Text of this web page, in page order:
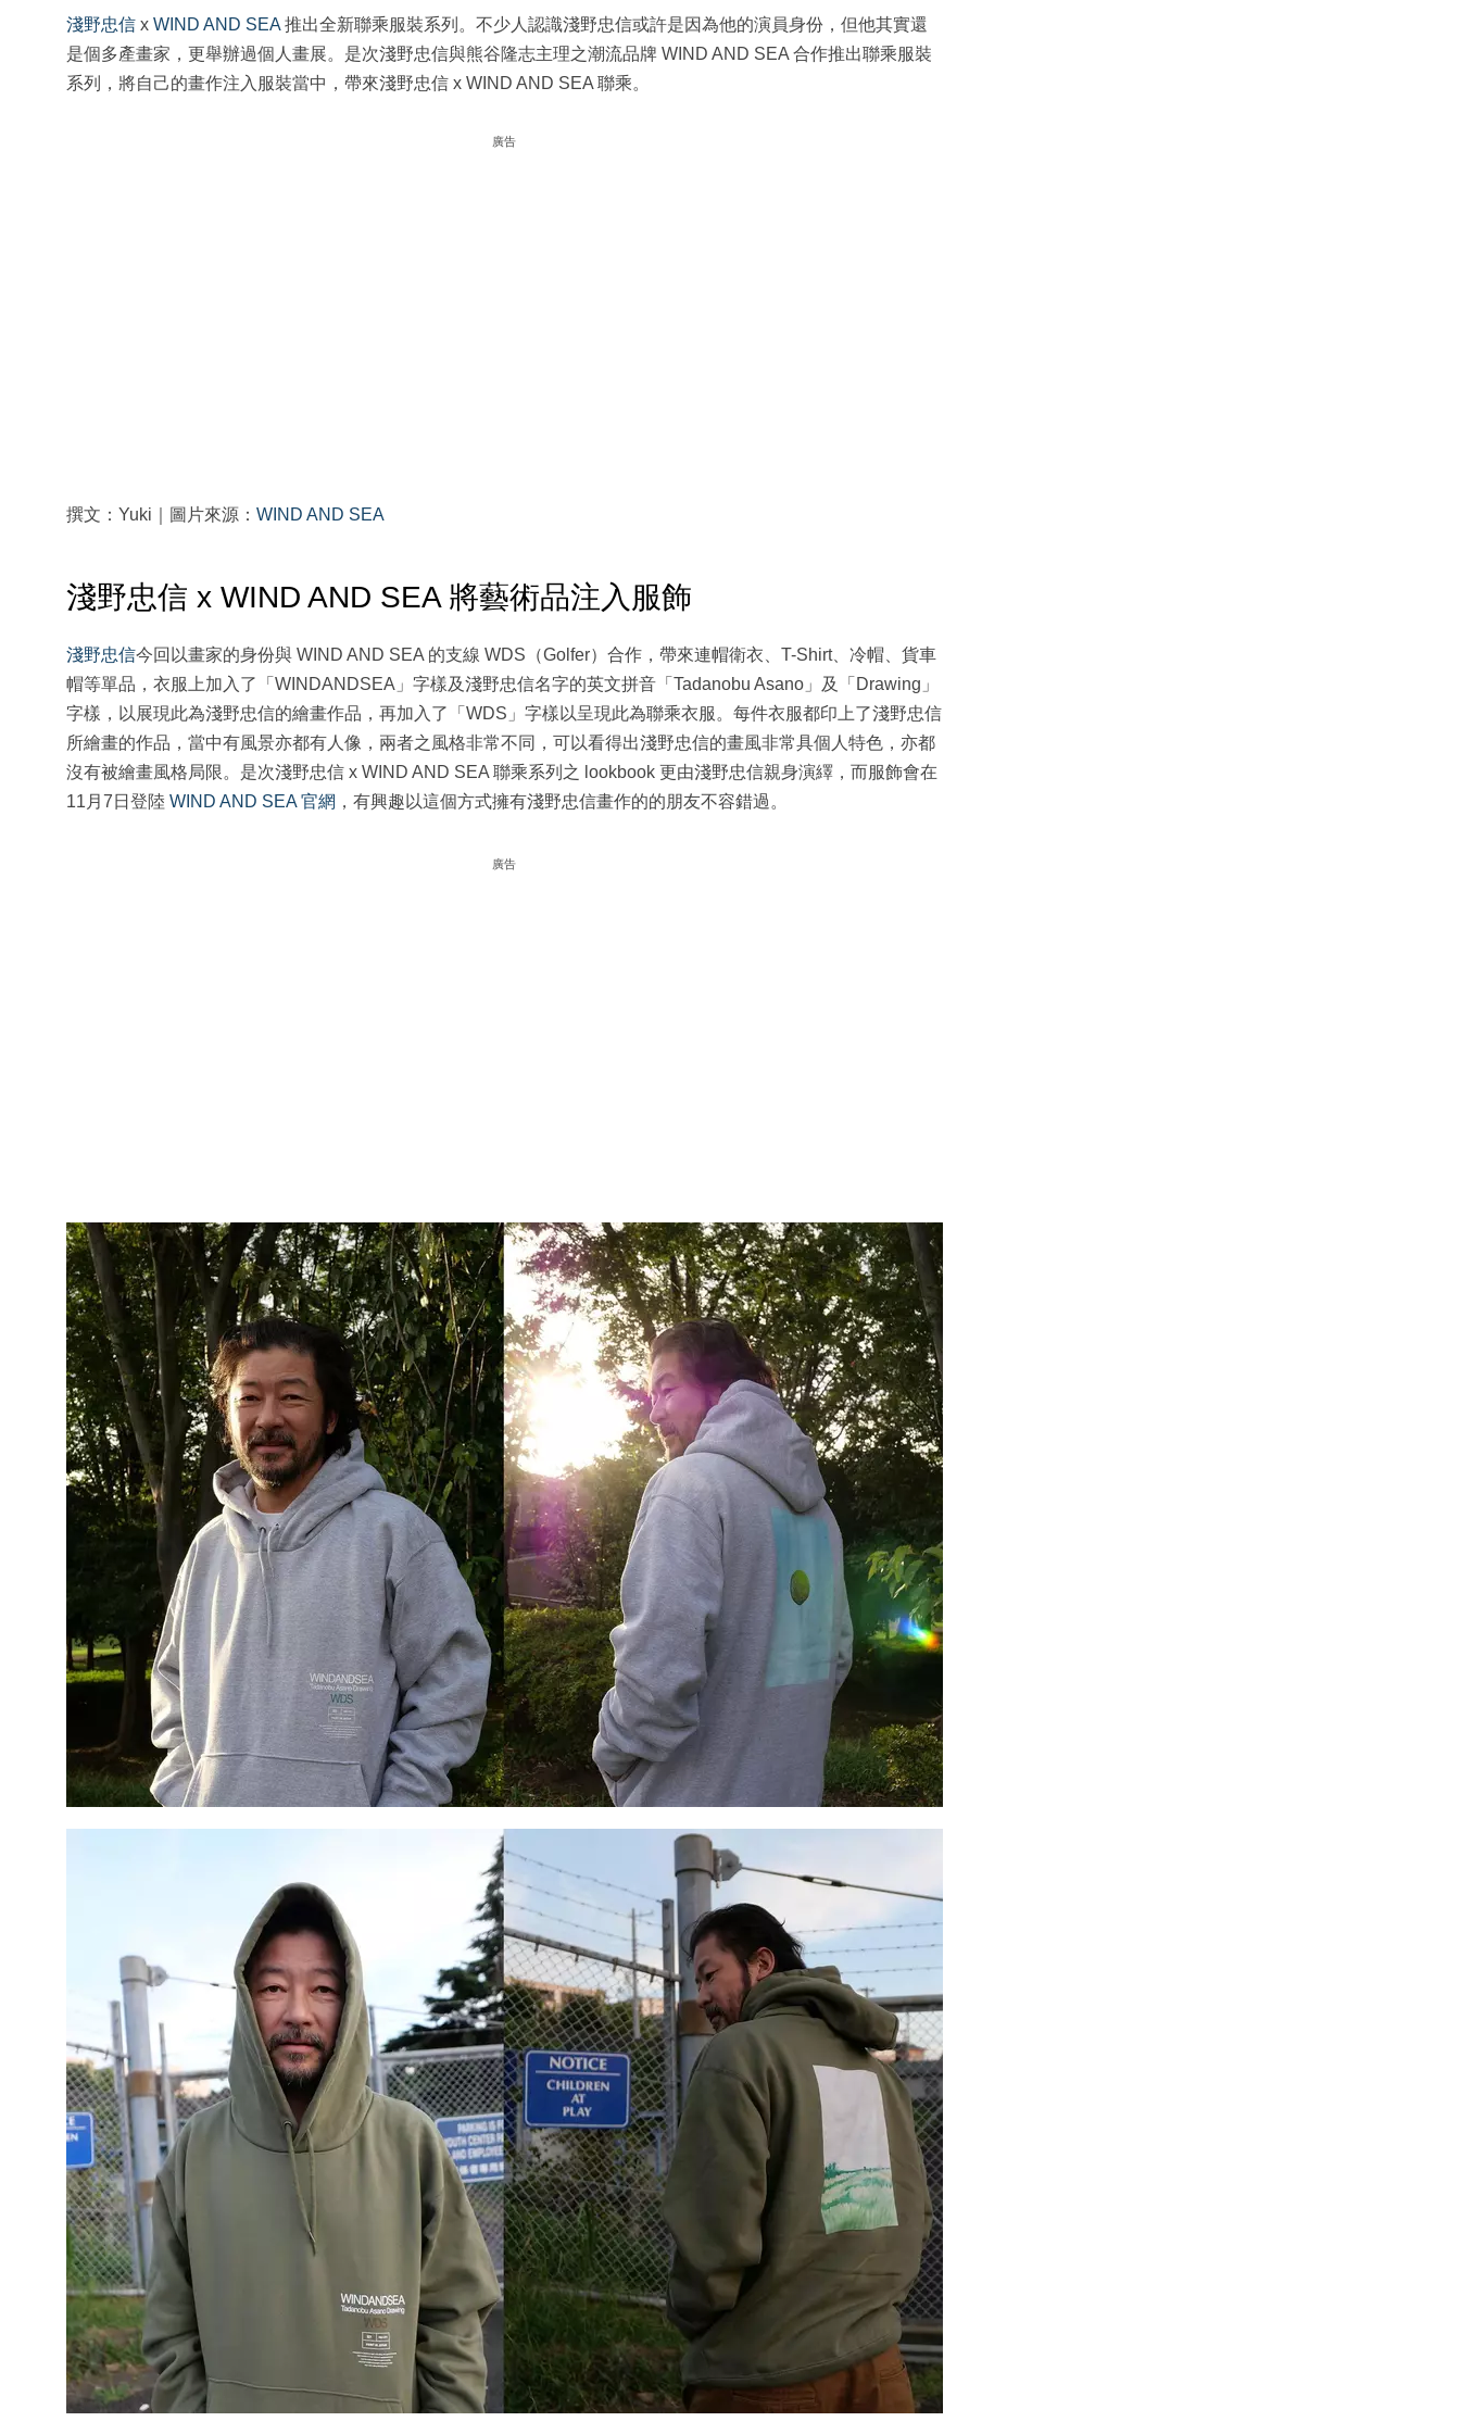
淺野忠信 x WIND AND SEA 推出全新聯乘服裝系列。不少人認識淺野忠信或許是因為他的演員身份，但他其實還
是個多產畫家，更舉辦過個人畫展。是次淺野忠信與熊谷隆志主理之潮流品牌 WIND AND SEA 合作推出聯乘服裝
系列，將自己的畫作注入服裝當中，帶來淺野忠信 x WIND AND SEA 聯乘。
廣告
撰文：Yuki｜圖片來源： WIND AND SEA
淺野忠信 x WIND AND SEA 將藝術品注入服飾
淺野忠信今回以畫家的身份與 WIND AND SEA 的支線 WDS（Golfer）合作，帶來連帽衛衣、T-Shirt、冷帽、貨車
帽等單品，衣服上加入了「WINDANDSEA」字樣及淺野忠信名字的英文拼音「Tadanobu Asano」及「Drawing」
字樣，以展現此為淺野忠信的繪畫作品，再加入了「WDS」字樣以呈現此為聯乘衣服。每件衣服都印上了淺野忠信
所繪畫的作品，當中有風景亦都有人像，兩者之風格非常不同，可以看得出淺野忠信的畫風非常具個人特色，亦都
沒有被繪畫風格局限。是次淺野忠信 x WIND AND SEA 聯乘系列之 lookbook 更由淺野忠信親身演繹，而服飾會在
11月7日登陸 WIND AND SEA 官網 ，有興趣以這個方式擁有淺野忠信畫作的的朋友不容錯過。
廣告